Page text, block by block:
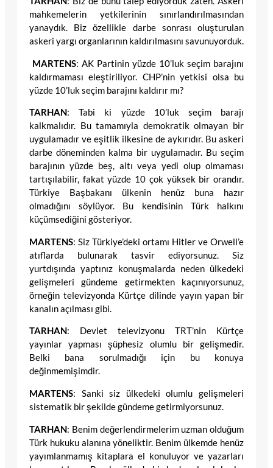
mahkemelerin yetkilerinin sınırlandırılmasından
yanaydık. Biz özellikle darbe sonrası oluşturulan
askeri yargı organlarının kaldırılmasını savunuyorduk.
MARTENS: AK Partinin yüzde 10’luk seçim barajını
kaldırmaması eleştiriliyor. CHP’nin yetkisi olsa bu
yüzde 10’luk seçim barajını kaldırır mı?
TARHAN: Tabi ki yüzde 10’luk seçim barajı
kalkmalıdır. Bu tamamıyla demokratik olmayan bir
uygulamadır ve eşitlik ilkesine de aykırıdır. Bu askeri
darbe döneminden kalma bir uygulamadır. Bu seçim
barajının yüzde beş, altı veya yedi olup olmaması
tartışılabilir, fakat yüzde 10 çok yüksek bir orandır.
Türkiye Başbakanı ülkenin henüz buna hazır
olmadığını söylüyor. Bu kendisinin Türk halkını
küçümsediğini gösteriyor.
MARTENS: Siz Türkiye’deki ortamı Hitler ve Orwell’e
atıflarda bulunarak tasvir ediyorsunuz. Siz
yurtdışında yaptınız konuşmalarda neden ülkedeki
gelişmeleri gündeme getirmekten kaçınıyorsunuz,
örneğin televizyonda Kürtçe dilinde yayın yapan bir
kanalın açılması gibi.
TARHAN: Devlet televizyonu TRT’nin Kürtçe
yayınlar yapması şüphesiz olumlu bir gelişmedir.
Belki bana sorulmadığı için bu konuya
değinmemişimdir.
MARTENS: Sanki siz ülkedeki olumlu gelişmeleri
sistematik bir şekilde gündeme getirmiyorsunuz.
TARHAN: Benim değerlendirmelerim uzman olduğum
Türk hukuku alanına yöneliktir. Benim ülkemde henüz
yayımlanmamış kitaplara el konuluyor ve yazarları